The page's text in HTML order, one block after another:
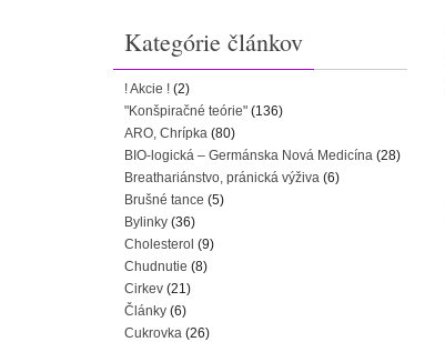
Kategórie článkov
! Akcie ! (2)
"Konšpiračné teórie" (136)
ARO, Chrípka (80)
BIO-logická – Germánska Nová Medicína (28)
Breathariánstvo, pránická výživa (6)
Brušné tance (5)
Bylinky (36)
Cholesterol (9)
Chudnutie (8)
Cirkev (21)
Články (6)
Cukrovka (26)